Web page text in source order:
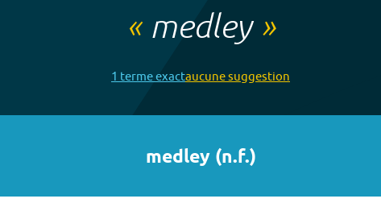
« medley»
1 termeexactaucunesuggestion
medley(n.f.)